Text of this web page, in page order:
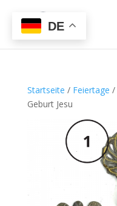
Startseite / Feiertage /
Geburt Jesu
DE